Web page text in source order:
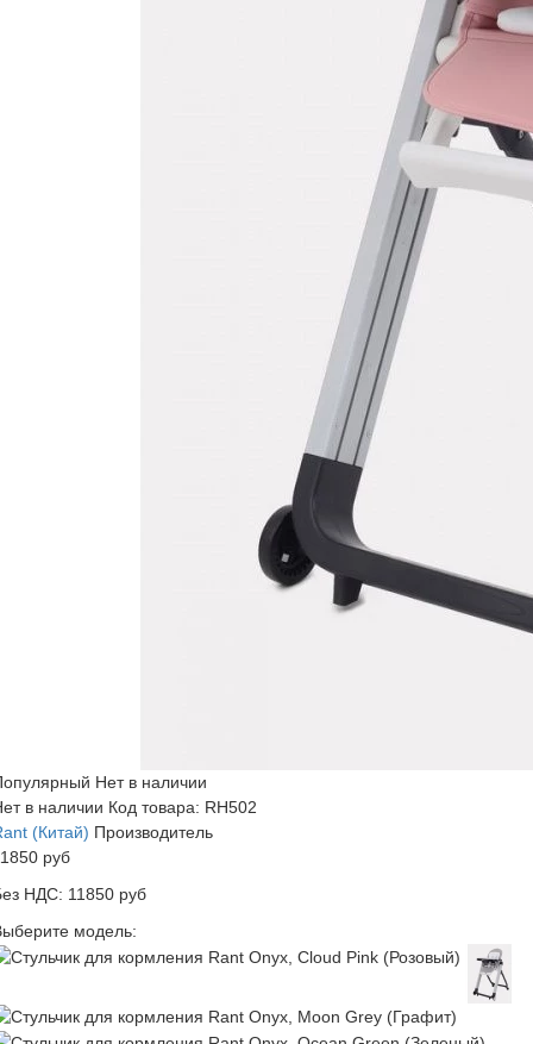
Нет в наличии
в наличии Код товара: RH502
(Китай) Производитель
руб
НДС: 11850 руб
модель: